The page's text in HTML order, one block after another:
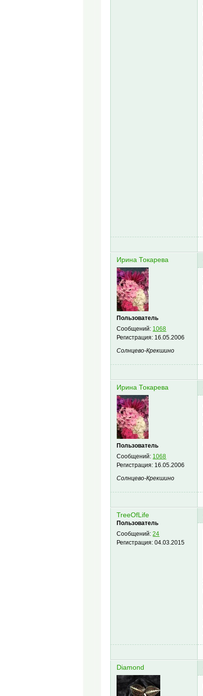
Ирина Токарева
Пользователь
Сообщений: 1068
Регистрация: 16.05.2006
Солнцево-Крекшино
Ирина Токарева
Пользователь
Сообщений: 1068
Регистрация: 16.05.2006
Солнцево-Крекшино
TreeOfLife
Пользователь
Сообщений:24
Регистрация:04.03.2015
Diamond